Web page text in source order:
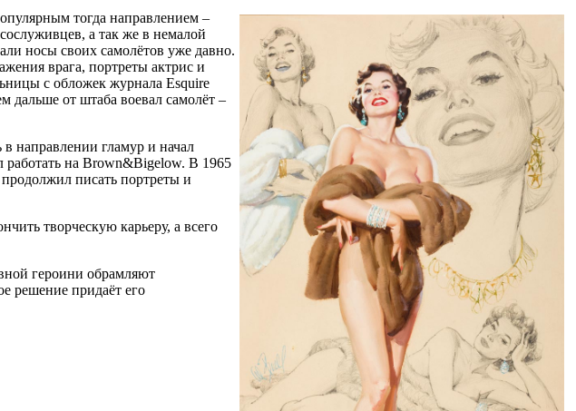
тогда направлением –
а так же в немалой
носы своих самолётов уже давно.
врага, портреты актрис и
с обложек журнала Esquire
дальше от штаба воевал самолёт –
направлении гламур и начал
работать на Brown&Bigelow. В 1965
писать портреты и
творческую карьеру, а всего
героини обрамляют
решение придаёт его